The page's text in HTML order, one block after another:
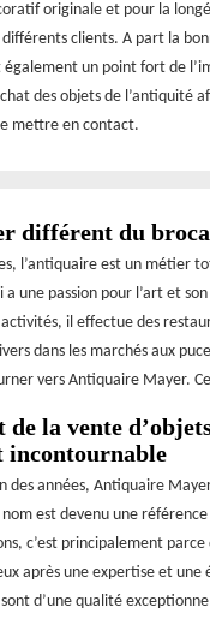
originale et pour la
clients. A part la
également un point fort de
des objets de l’antiquité
mettre en contact.
différent du
l’antiquaire est un métier
a une passion pour l’art et
il effectue des
dans les marchés aux
vers Antiquaire Mayer.
de la vente
incontournable
des années, Antiquaire
est devenu une
c’est principalement
après une expertise et une
d’une qualité